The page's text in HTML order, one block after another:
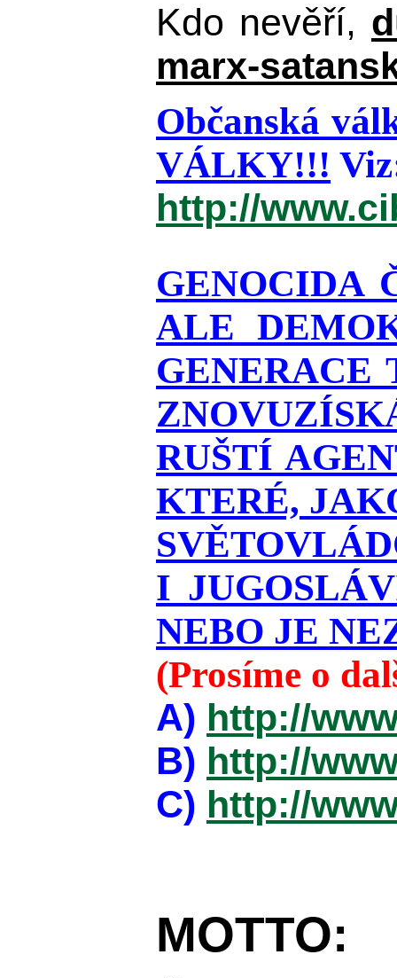
Kdo nevěří,
marx-
Občanská
VÁLKY!!!
http://
GENOCIDA
ALE
RUŠTÍ
KTERÉ,
I
NEBO JE
(Prosíme o
A) http://
B) http://
C) http://
MOTTO: